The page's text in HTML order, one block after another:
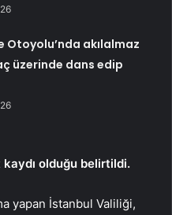
Otoyolu’nda akılalmaz
üzerinde dans edip
kaydı olduğu belirtildi.
yapan İstanbul Valiliği,